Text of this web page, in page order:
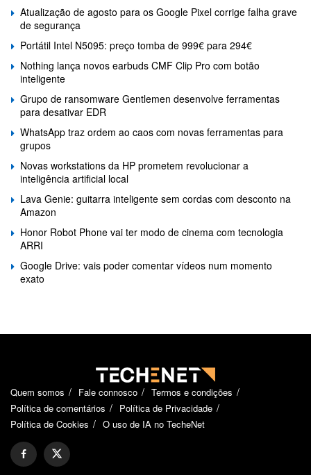
Atualização de agosto para os Google Pixel corrige falha grave
de segurança
Portátil Intel N5095: preço tomba de 999€ para 294€
Nothing lança novos earbuds CMF Clip Pro com botão
inteligente
Grupo de ransomware Gentlemen desenvolve ferramentas
para desativar EDR
WhatsApp traz ordem ao caos com novas ferramentas para
grupos
Novas workstations da HP prometem revolucionar a
inteligência artificial local
Lava Genie: guitarra inteligente sem cordas com desconto na
Amazon
Honor Robot Phone vai ter modo de cinema com tecnologia
ARRI
Google Drive: vais poder comentar vídeos num momento
exato
Quem somos Fale connosco
Termos e condições
Política de comentários
Política de Privacidade
Política de Cookies
O uso de IA no TecheNet